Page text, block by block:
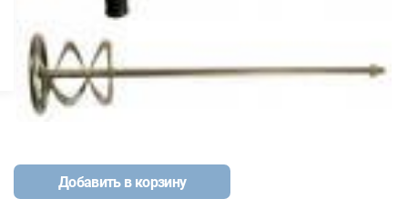
Добавить в корзину